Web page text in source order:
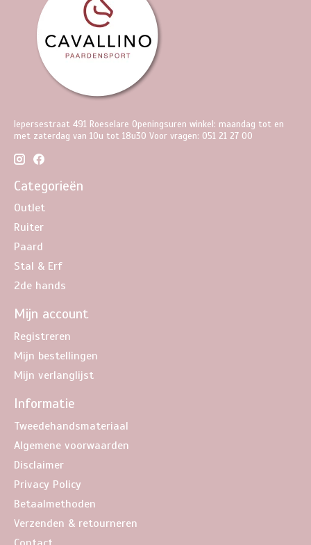
Iepersestraat 491 Roeselare Openingsuren winkel: maandag tot en
met zaterdag van 10u tot 18u30 Voor vragen: 051 21 27 00
Categorieën
Outlet
Ruiter
Paard
Stal & Erf
2de hands
Mijn account
Registreren
Mijn bestellingen
Mijn verlanglijst
Informatie
Tweedehandsmateriaal
Algemene voorwaarden
Disclaimer
Privacy Policy
Betaalmethoden
Verzenden & retourneren